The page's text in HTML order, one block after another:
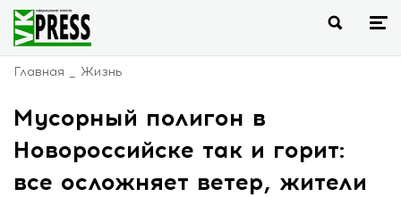
Главная Жизнь
Мусорный полигон в
Новороссийске так и горит:
все осложняет ветер, жители